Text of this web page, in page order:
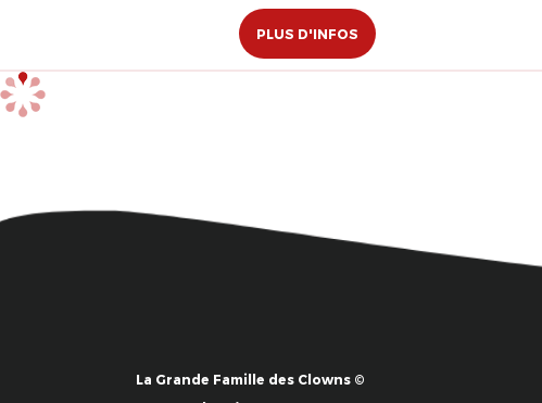
PLUS D'INFOS
La Grande Famille des Clowns ©